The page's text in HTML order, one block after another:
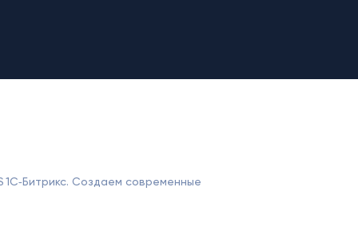
Создаем современные